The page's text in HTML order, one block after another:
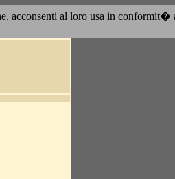
acconsenti al loro usa in